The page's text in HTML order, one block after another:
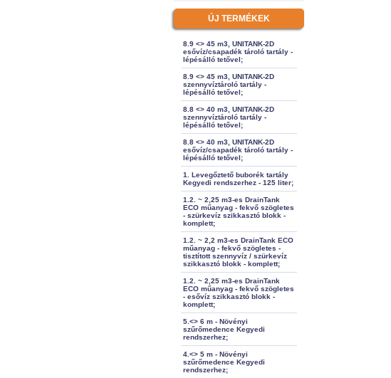
ÚJ TERMÉKEK
8.9 <> 45 m3, UNITANK-2D
esővíz/csapadék tároló tartály -
lépésálló tetővel;
8.9 <> 45 m3, UNITANK-2D
szennyvíztároló tartály -
lépésálló tetővel;
8.8 <> 40 m3, UNITANK-2D
szennyvíztároló tartály -
lépésálló tetővel;
8.8 <> 40 m3, UNITANK-2D
esővíz/csapadék tároló tartály -
lépésálló tetővel;
1. Levegőztető buborék tartály
Kegyedi rendszerhez - 125 liter;
1.2. ~ 2,25 m3-es DrainTank
ECO műanyag - fekvő szögletes
- szürkevíz szikkasztó blokk -
komplett;
1.2. ~ 2,2 m3-es DrainTank ECO
műanyag - fekvő szögletes -
tisztított szennyvíz / szürkevíz
szikkasztó blokk - komplett;
1.2. ~ 2,25 m3-es DrainTank
ECO műanyag - fekvő szögletes
- esővíz szikkasztó blokk -
komplett;
5.<> 6 m - Növényi
szűrőmedence Kegyedi
rendszerhez;
4.<> 5 m - Növényi
szűrőmedence Kegyedi
rendszerhez;